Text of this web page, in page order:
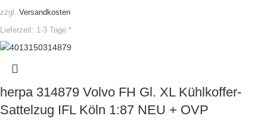
zzgl. Versandkosten
Lieferzeit: 1-3 Tage *
herpa 314879 Volvo FH Gl. XL Kühlkoffer-
Sattelzug IFL Köln 1:87 NEU + OVP